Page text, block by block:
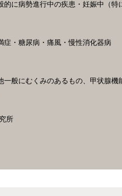
に病勢進行中の疾患・妊娠中（特
症・糖尿病・痛風・慢性消化器病
般にむくみのあるもの、甲状腺機
所